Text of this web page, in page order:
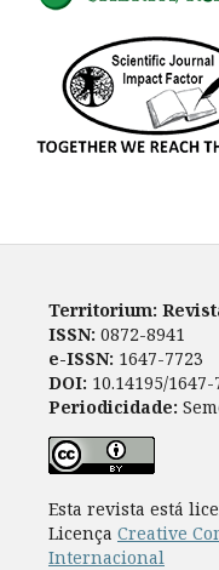
Territorium:
ISSN: 0872-
e-ISSN: 1647-7723
DOI: 10.14195/1647-
Periodicidade:
Esta revista está
Licença Creative
Internacional